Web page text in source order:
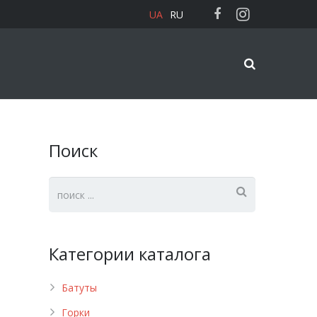
UA RU
Поиск
Категории каталога
Батуты
Горки